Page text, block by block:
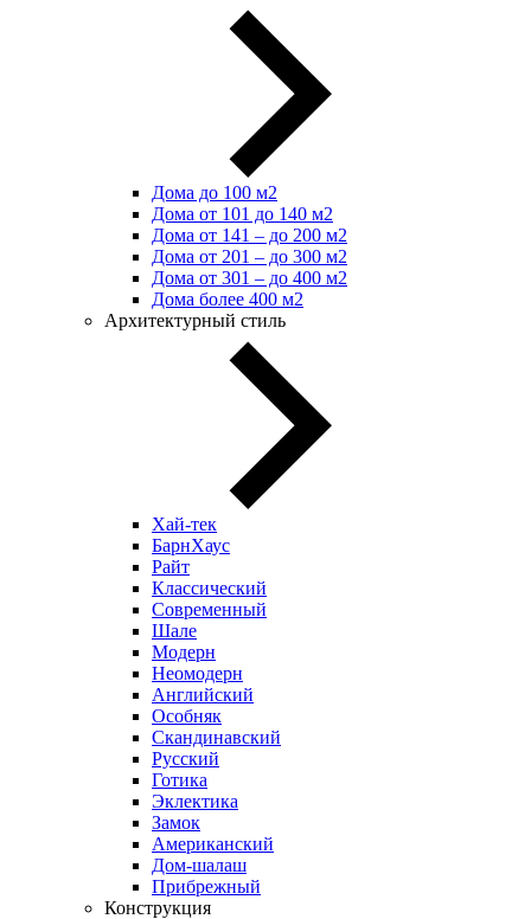
Дома до 100 м2
Дома от 101 до 140 м2
Дома от 141 – до 200 м2
Дома от 201 – до 300 м2
Дома от 301 – до 400 м2
Дома более 400 м2
Архитектурный стиль
Хай-тек
БарнХаус
Райт
Классический
Современный
Шале
Модерн
Неомодерн
Английский
Особняк
Скандинавский
Русский
Готика
Эклектика
Замок
Американский
Дом-шалаш
Прибрежный
Конструкция